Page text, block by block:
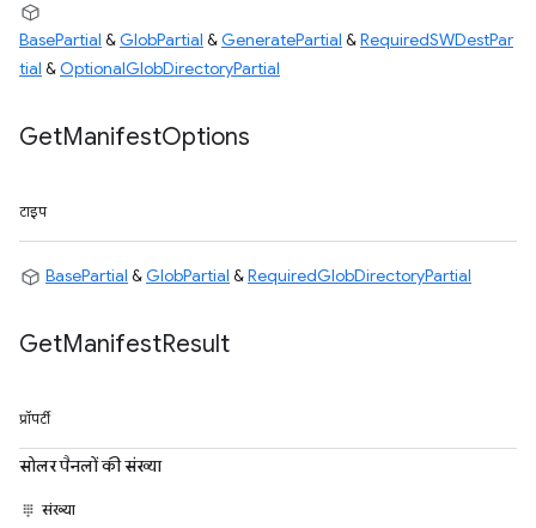
BasePartial &GlobPartial &GeneratePartial &RequiredSWDestPar
tial &OptionalGlobDirectoryPartial
GetManifestOptions
टाइप
BasePartial &GlobPartial &RequiredGlobDirectoryPartial
GetManifestResult
प्रॉपर्टी
सोलर पैनलों की संख्या
संख्या